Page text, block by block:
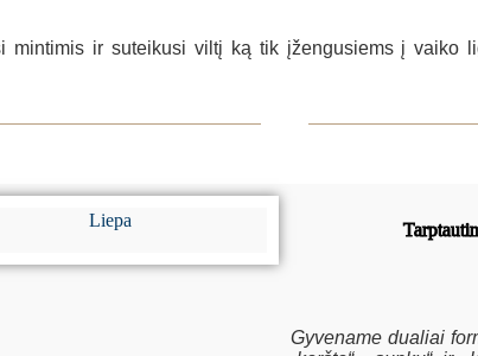
mintimis ir suteikusi viltį ką tik įžengusiems į vaiko
Gyvename dualiai